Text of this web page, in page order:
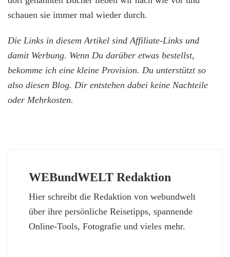
schauen sie immer mal wieder durch.
Die Links in diesem Artikel sind Affiliate-Links und
damit Werbung. Wenn Du darüber etwas bestellst,
bekomme ich eine kleine Provision. Du unterstützt so
also diesen Blog. Dir entstehen dabei keine Nachteile
oder Mehrkosten.
WEBundWELT Redaktion
Hier schreibt die Redaktion von webundwelt
über ihre persönliche Reisetipps, spannende
Online-Tools, Fotografie und vieles mehr.